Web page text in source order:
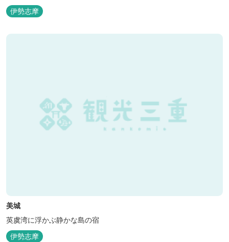
伊勢志摩
美城
英虞湾に浮かぶ静かな島の宿
伊勢志摩